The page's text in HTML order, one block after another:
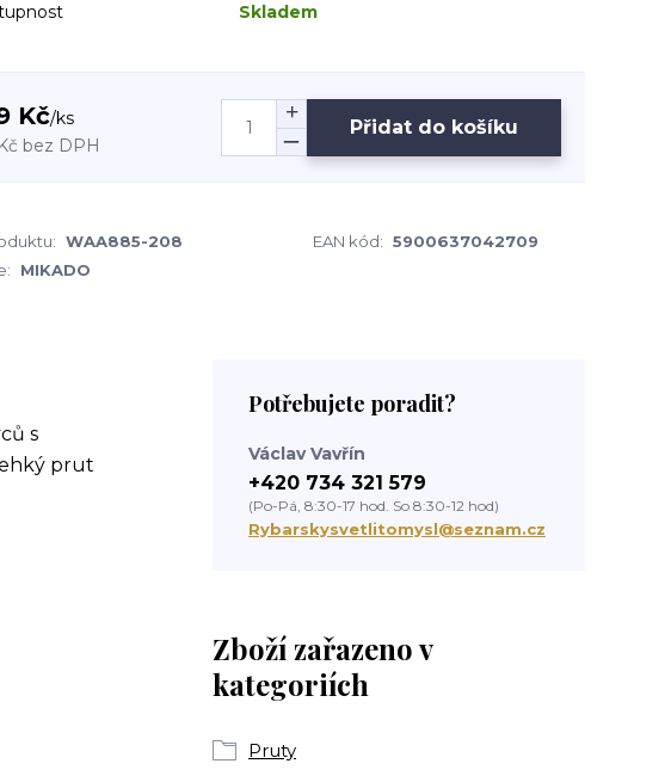
Skladem
Kč/ks
bez DPH
Přidat do košíku
WAA885-208 EAN kód: 5900637042709
MIKADO
s
prut
Zboží zařazeno v
kategoriích
Pruty
Potřebujete poradit?
Václav Vavřín
+420 734 321 579
(Po-Pá, 8:30-17 hod. So 8:30-12 hod)
Rybarskysvetlitomysl@seznam.cz